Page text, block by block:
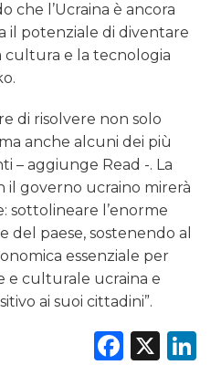
che l’Ucraina è ancora
il potenziale di diventare
e la tecnologia
di risolvere non solo
anche alcuni dei più
– aggiunge Read -. La
il governo ucraino mirerà
sottolineare l’enorme
del paese, sostenendo al
essenziale per
e culturale ucraina e
ai suoi cittadini”.
X